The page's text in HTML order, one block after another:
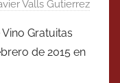
Valls Gutierrez
Gratuitas
de 2015 en